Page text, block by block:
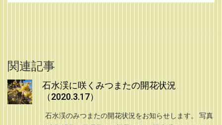
関連記事
石水渓に咲くみつまたの開花状況
（2020.3.17）
石水渓のみつまたの開花状況をお知らせします。 写真